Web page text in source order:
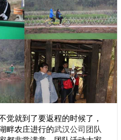
就到了要返程的时候了，
畔农庄进行的武汉公司团队